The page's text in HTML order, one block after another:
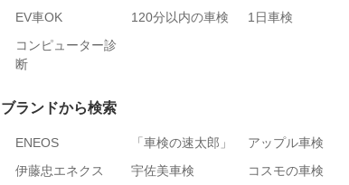
EV車OK
120分以内の車検 1日車検
コンピューター診
断
ブランドから検索
ENEOS 「車検の速太郎」 アップル車検
伊藤忠エネクス
宇佐美車検 コスモの車検